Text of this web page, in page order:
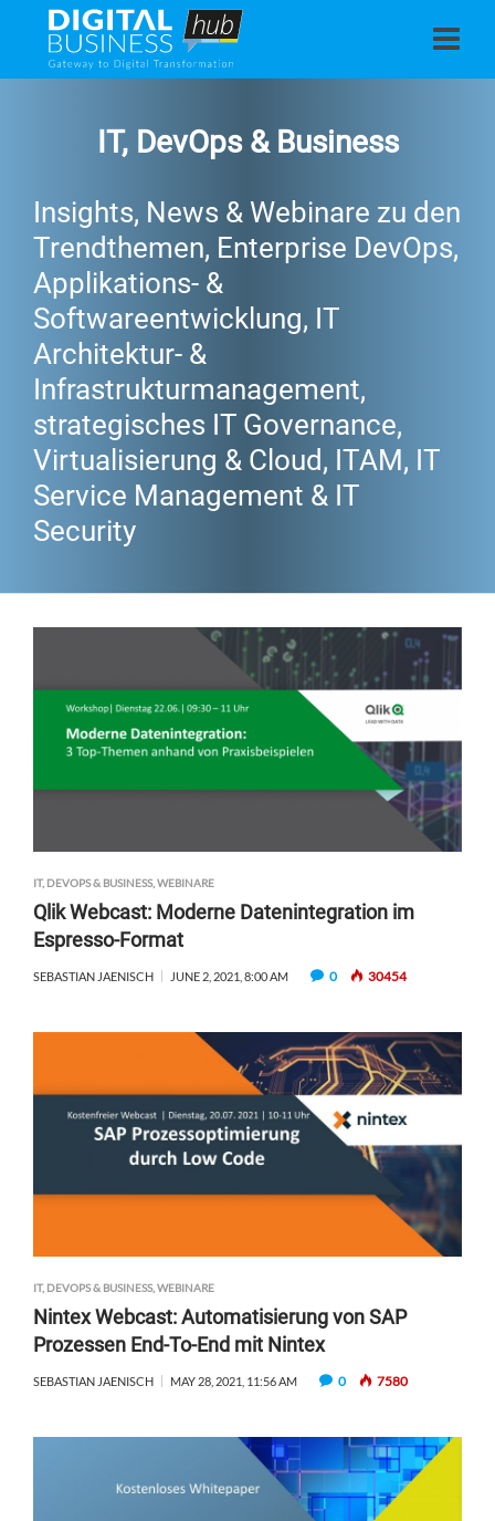
IT, DevOps & Business
Insights, News & Webinare zu den
Trendthemen, Enterprise DevOps,
Applikations- &
Softwareentwicklung, IT
Architektur- &
Infrastrukturmanagement,
strategisches IT Governance,
Virtualisierung & Cloud, ITAM, IT
Service Management & IT
Security
IT, DEVOPS & BUSINESS, WEBINARE
Qlik Webcast: Moderne Datenintegration im
Espresso-Format
SEBASTIAN JAENISCH JUNE 2, 2021, 8:00 AM 0 30454
IT, DEVOPS & BUSINESS,WEBINARE
Nintex Webcast: Automatisierung von SAP
Prozessen End-To-End mit Nintex
SEBASTIAN JAENISCH MAY 28, 2021, 11:56 AM 0 7580